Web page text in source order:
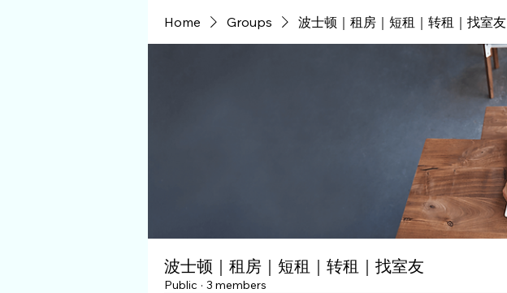
Home Groups 波士顿｜租房｜短租｜转租｜找室友
波士顿｜租房｜短租｜转租｜找室友
Public · 3 members